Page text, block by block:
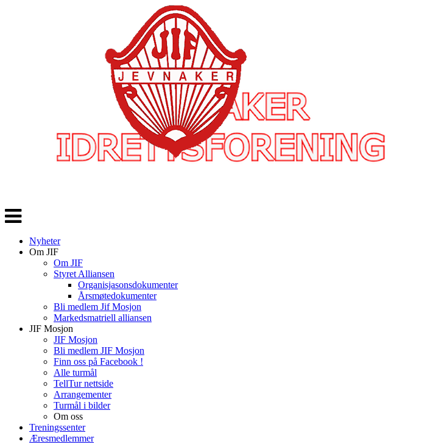
Veksle
navigasjon
Nyheter
Om JIF
Om JIF
Styret Alliansen
Organisjasonsdokumenter
Årsmøtedokumenter
Bli medlem Jif Mosjon
Markedsmatriell alliansen
JIF Mosjon
JIF Mosjon
Bli medlem JIF Mosjon
Finn oss på Facebook !
Alle turmål
TellTur nettside
Arrangementer
Turmål i bilder
Om oss
Treningssenter
Æresmedlemmer